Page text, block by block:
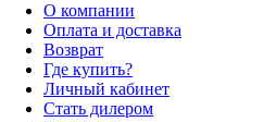
О компании
Оплата и доставка
Возврат
Где купить?
Личный кабинет
Стать дилером